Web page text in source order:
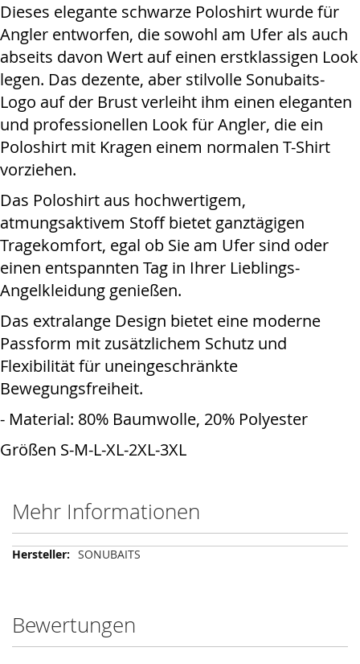
Dieses elegante schwarze Poloshirt wurde für
Angler entworfen, die sowohl am Ufer als auch
abseits davon Wert auf einen erstklassigen Look
legen. Das dezente, aber stilvolle Sonubaits-
Logo auf der Brust verleiht ihm einen eleganten
und professionellen Look für Angler, die ein
Poloshirt mit Kragen einem normalen T-Shirt
vorziehen.
Das Poloshirt aus hochwertigem,
atmungsaktivem Stoff bietet ganztägigen
Tragekomfort, egal ob Sie am Ufer sind oder
einen entspannten Tag in Ihrer Lieblings-
Angelkleidung genießen.
Das extralange Design bietet eine moderne
Passform mit zusätzlichem Schutz und
Flexibilität für uneingeschränkte
Bewegungsfreiheit.
- Material: 80% Baumwolle, 20% Polyester
Größen S-M-L-XL-2XL-3XL
Mehr Informationen
Mehr
SONUBAITS
Bewertungen